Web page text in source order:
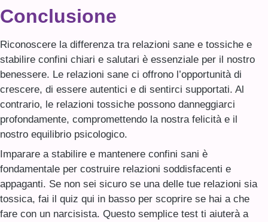
Conclusione
Riconoscere la differenza tra relazioni sane e tossiche e
stabilire confini chiari e salutari è essenziale per il nostro
benessere. Le relazioni sane ci offrono l’opportunità di
crescere, di essere autentici e di sentirci supportati. Al
contrario, le relazioni tossiche possono danneggiarci
profondamente, compromettendo la nostra felicità e il
nostro equilibrio psicologico.
Imparare a stabilire e mantenere confini sani è
fondamentale per costruire relazioni soddisfacenti e
appaganti. Se non sei sicuro se una delle tue relazioni sia
tossica, fai il quiz qui in basso per scoprire se hai a che
fare con un narcisista. Questo semplice test ti aiuterà a